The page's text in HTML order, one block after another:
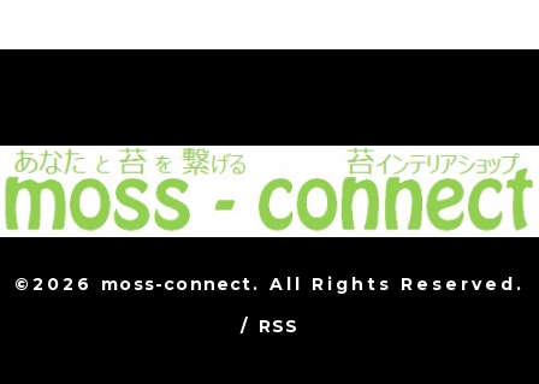
©2026 moss-connect. All Rights Reserved.
/ RSS